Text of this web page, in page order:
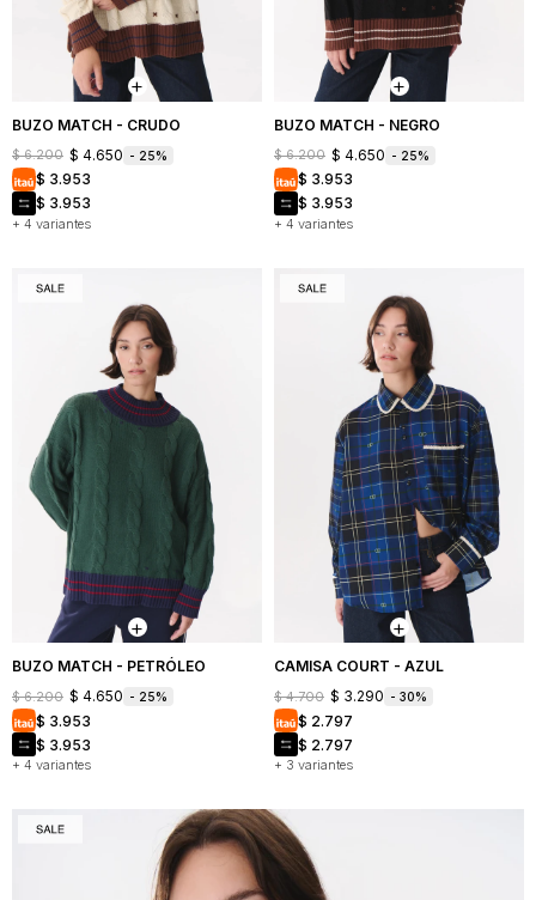
BUZO MATCH - CRUDO
+ 4 variantes
$ 6.200 $ 4.650 25
$ 3.953
$ 3.953
BUZO MATCH - NEGRO
+ 4 variantes
$ 6.200 $ 4.650 25
$ 3.953
$ 3.953
BUZO MATCH - PETRÓLEO
+ 4 variantes
$ 6.200 $ 4.650 25
$ 3.953
$ 3.953
CAMISA COURT - AZUL
+ 3 variantes
$ 4.700 $ 3.290 30
$ 2.797
$ 2.797